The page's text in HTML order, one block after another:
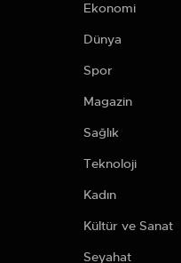
Ekonomi
Dünya
Spor
Magazin
Sağlık
Teknoloji
Kadın
Kültür ve Sanat
Seyahat